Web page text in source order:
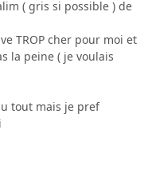
( gris si possible ) de
TROP cher pour moi et
la peine ( je voulais
tout mais je pref